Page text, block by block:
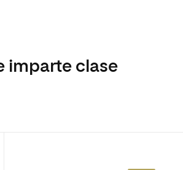
imparte clase